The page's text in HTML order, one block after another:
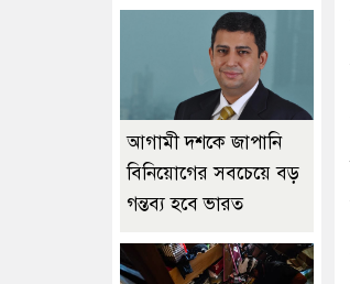
আগামী দশকে জাপানি
বিনিয়োগের সবচেয়ে বড়
গন্তব্য হবে ভারত